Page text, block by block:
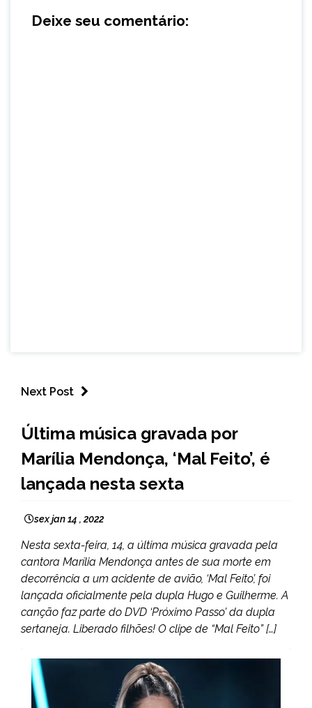
Deixe seu comentário:
Next Post
Última música gravada por
Marília Mendonça, ‘Mal Feito’, é
lançada nesta sexta
sex jan 14 , 2022
Nesta sexta-feira, 14, a última música gravada pela
cantora Marília Mendonça antes de sua morte em
decorrência a um acidente de avião, ‘Mal Feito’, foi
lançada oficialmente pela dupla Hugo e Guilherme. A
canção faz parte do DVD ‘Próximo Passo’ da dupla
sertaneja. Liberado filhões! O clipe de “Mal Feito” […]